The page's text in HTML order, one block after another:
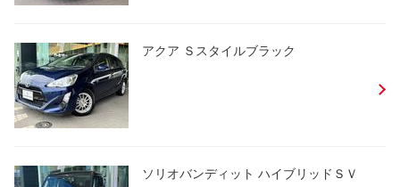
アクア Ｓスタイルブラック
ソリオバンディット ハイブリッドＳＶ